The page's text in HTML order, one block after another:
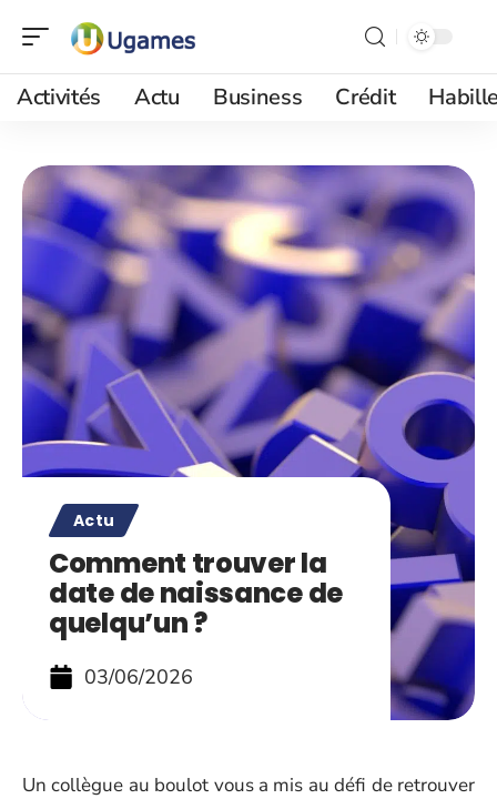
Activités Actu Business Crédit
Actu
Comment trouver la
date de naissance de
quelqu’un ?
03/06/2026
Un collègue au boulot vous a mis au défi de retrouver